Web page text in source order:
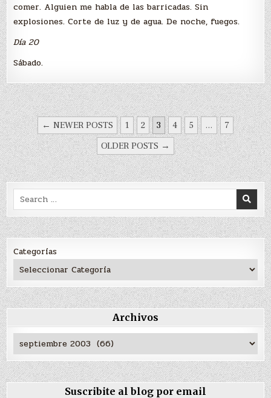
comer. Alguien me habla de las barricadas. Sin
explosiones. Corte de luz y de agua. De noche, fuegos.
Día 20
Sábado.
PAGINACIÓN
DE
ENTRADAS
← NEWER POSTS 1 2 3 4 5 …
7
OLDER POSTS →
Search
for:
Categorías
Archivos
Archivos
Suscribite al blog por email